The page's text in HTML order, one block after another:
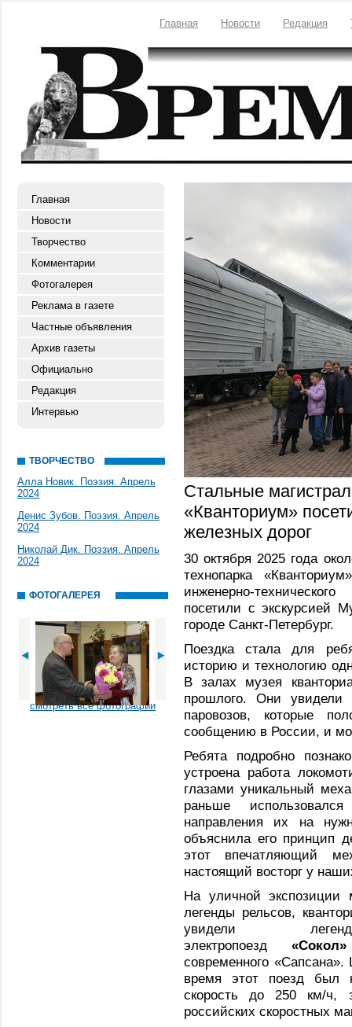
Главная Новости Редакция
Главная
Новости
Творчество
Комментарии
Фотогалерея
Реклама в газете
Частные объявления
Архив газеты
Официально
Редакция
Интервью
ТВОРЧЕСТВО
Алла Новик. Поэзия. Апрель
2024
Денис Зубов. Поэзия. Апрель
2024
Николай Дик. Поэзия. Апрель
2024
ФОТОГАЛЕРЕЯ
смотреть все фотографии
Стальные
«Кванториум»
железных дорог
30 октября 2025 года
технопарка
инженерно-
посетили с экскурсией
городе Санкт-Петербург.
Поездка стала для
историю и технологию
В залах музея
прошлого. Они увидели
паровозов, которые
сообщению в России, и
Ребята подробно
устроена работа
глазами уникальный
раньше
направления их на
объяснила его принцип
этот впечатляющий
настоящий восторг у
На уличной экспозиции
легенды рельсов,
увидели
электропоезд «Сокол»
современного
время этот поезд был
скорость до 250 км/ч,
российских скоростных